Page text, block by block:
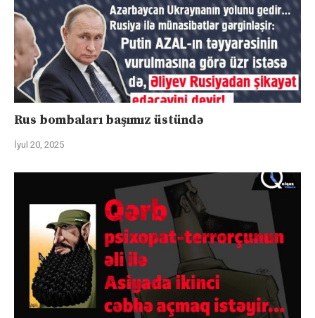
Rus bombaları başımız üstündə
İyul 20, 2025